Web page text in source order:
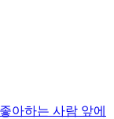
아하는 사람 앞에